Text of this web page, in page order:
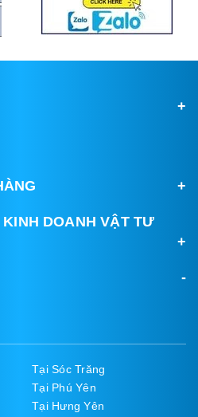
DOANH VẬT TƯ
Tại Sóc Trăng
Tại Phú Yên
Tại Hưng Yên